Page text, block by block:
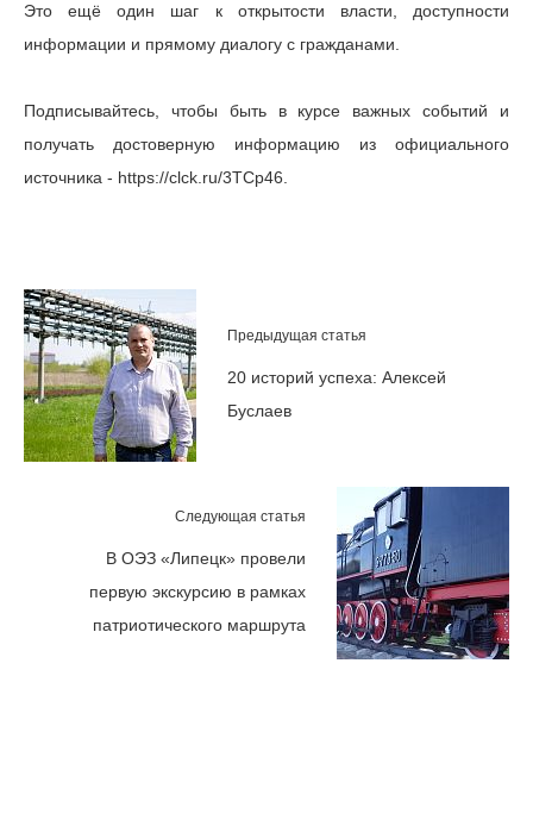
Это ещё один шаг к открытости власти, доступности
информации и прямому диалогу с гражданами.
Подписывайтесь, чтобы быть в курсе важных событий и
получать достоверную информацию из официального
источника - https://clck.ru/3TCp46.
Предыдущая статья
20 историй успеха: Алексей
Буслаев
Следующая статья
В ОЭЗ «Липецк» провели
первую экскурсию в рамках
патриотического маршрута